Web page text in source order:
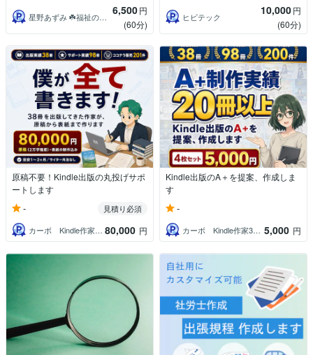
星野あずみ ☘️福祉の整理と伴走相談 6,500円
(60分)
ヒビテック 10,000円
(60分)
原稿不要！Kindle出版の丸投げサポ
ートします
-
見積り必須
カーボ Kindle作家38冊超出版 80,000 円
Kindle出版のA＋を提案、作成しま
す
-
カーボ Kindle作家38冊超出版 5,000 円